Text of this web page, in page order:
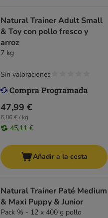
Natural Trainer Adult Small
& Toy con pollo fresco y
arroz
7 kg
47,99 €
6,86 € / kg
45,11 €
Sin valoraciones
Añadir a la cesta
Natural Trainer Paté Medium
& Maxi Puppy & Junior
Pack % - 12 x 400 g pollo